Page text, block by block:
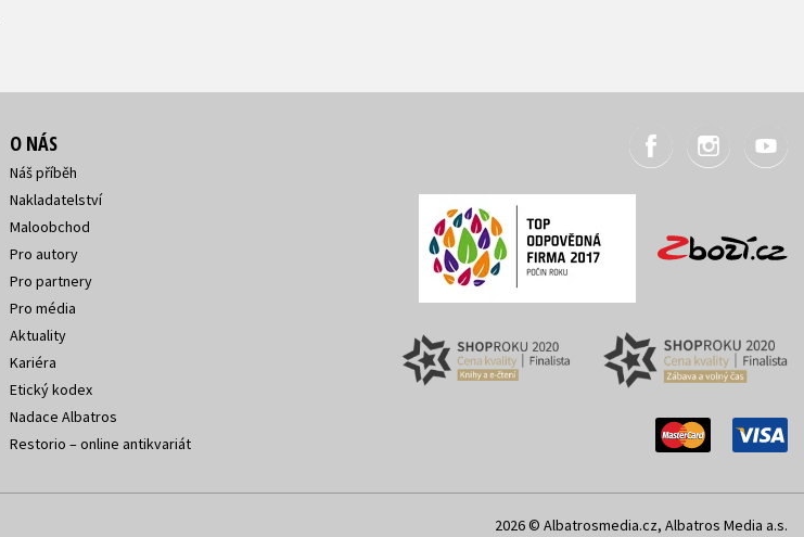
O NÁS
Náš příběh
Nakladatelství
Maloobchod
Pro autory
Pro partnery
Pro média
Aktuality
Kariéra
Etický kodex
Nadace Albatros
Restorio – online antikvariát
2026 © Albatrosmedia.cz, Albatros Media a.s.